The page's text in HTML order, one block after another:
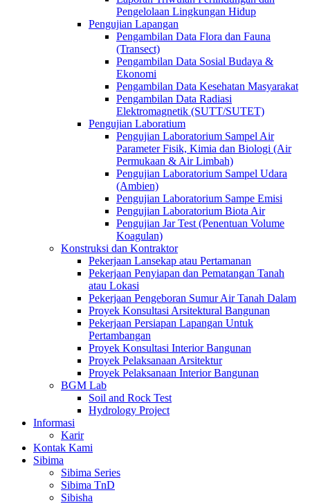
Pengelolaan Lingkungan Hidup
Pengujian Lapangan
Pengambilan Data Flora dan Fauna
(Transect)
Pengambilan Data Sosial Budaya &
Ekonomi
Pengambilan Data Kesehatan Masyarakat
Pengambilan Data Radiasi
Elektromagnetik (SUTT/SUTET)
Pengujian Laboratium
Pengujian Laboratorium Sampel Air
Parameter Fisik, Kimia dan Biologi (Air
Permukaan & Air Limbah)
Pengujian Laboratorium Sampel Udara
(Ambien)
Pengujian Laboratorium Sampe Emisi
Pengujian Laboratorium Biota Air
Pengujian Jar Test (Penentuan Volume
Koagulan)
Konstruksi dan Kontraktor
Pekerjaan Lansekap atau Pertamanan
Pekerjaan Penyiapan dan Pematangan Tanah
atau Lokasi
Pekerjaan Pengeboran Sumur Air Tanah Dalam
Proyek Konsultasi Arsitektural Bangunan
Pekerjaan Persiapan Lapangan Untuk
Pertambangan
Proyek Konsultasi Interior Bangunan
Proyek Pelaksanaan Arsitektur
Proyek Pelaksanaan Interior Bangunan
BGM Lab
Soil and Rock Test
Hydrology Project
Informasi
Karir
Kontak Kami
Sibima
Sibima Series
Sibima TnD
Sibisha